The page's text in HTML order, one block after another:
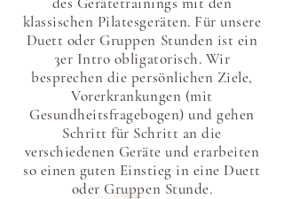
klassischen Pilatesgeräten. Für unsere
Duett oder Gruppen Stunden ist ein
3er Intro obligatorisch. Wir
besprechen die persönlichen Ziele,
Vorerkrankungen (mit
Gesundheitsfragebogen) und gehen
Schritt für Schritt an die
verschiedenen Geräte und erarbeiten
so einen guten Einstieg in eine Duett
oder Gruppen Stunde.